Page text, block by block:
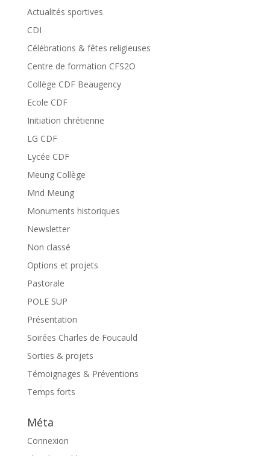
Actualités sportives
CDI
Célébrations & fêtes religieuses
Centre de formation CFS2O
Collège CDF Beaugency
Ecole CDF
Initiation chrétienne
LG CDF
Lycée CDF
Meung Collège
Mnd Meung
Monuments historiques
Newsletter
Non classé
Options et projets
Pastorale
POLE SUP
Présentation
Soirées Charles de Foucauld
Sorties & projets
Témoignages & Préventions
Temps forts
Méta
Connexion